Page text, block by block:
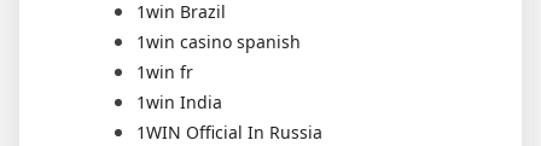
1win Brazil
1win casino spanish
1win fr
1win India
1WIN Official In Russia